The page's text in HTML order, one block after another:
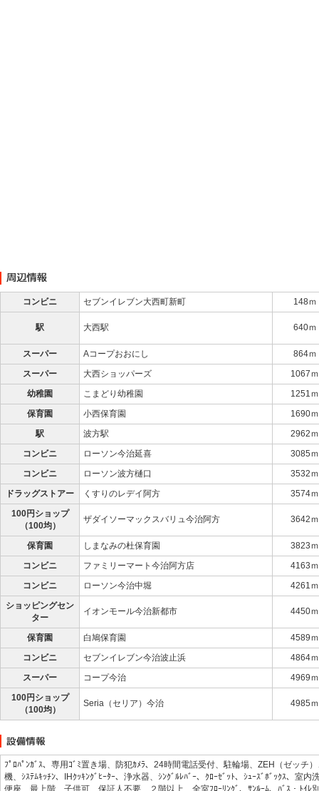
コンビニ セブンイレブン大西町新町 148ｍ
駅 大西駅 640ｍ
スーパー Aコープおおにし
864ｍ
スーパー
大西ショッパーズ
1067ｍ
幼稚園
こまどり幼稚園
1251ｍ
保育園
小西保育園
1690ｍ
駅
波方駅
2962ｍ
コンビニ
ローソン今治延喜
3085ｍ
コンビニ
ローソン波方樋口
3532ｍ
ドラッグストアー
くすりのレデイ阿方
3574ｍ
100円ショップ
（100均）
ザダイソーマックスバリュ今治阿方 3642ｍ
保育園 しまなみの杜保育園
3823ｍ
コンビニ
ファミリーマート今治阿方店
4163ｍ
コンビニ
ローソン今治中堀
4261ｍ
ショッピングセン
ター
イオンモール今治新都市 4450ｍ
保育園 白鳩保育園
4589ｍ
コンビニ
セブンイレブン今治波止浜
4864ｍ
スーパー
コープ今治
4969ｍ
100円ショップ
（100均）
Seria（セリア）今治 4985ｍ
ﾌﾟﾛﾊﾟﾝｶﾞｽ、専用ｺﾞﾐ置き場、防犯ｶﾒﾗ、24時間電話受付、駐輪場、ZEH（ゼッチ
機、ｼｽﾃﾑｷｯﾁﾝ、IHｸｯｷﾝｸﾞﾋｰﾀｰ、浄水器、ｼﾝｸﾞﾙﾚﾊﾞｰ、ｸﾛｰｾﾞｯﾄ、ｼｭｰｽﾞﾎﾞｯｸｽ、
便座、最上階、子供可、保証人不要、２階以上、全室ﾌﾛｰﾘﾝｸﾞ、ｻﾝﾙｰﾑ、ﾊﾞｽ・ﾄｲﾚ